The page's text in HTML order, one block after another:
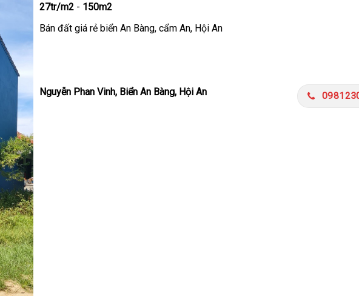
27tr/m2 - 150m2
Bán đất giá rẻ biển An Bàng, cẩm An, Hội An
Nguyễn Phan Vinh, Biển An Bàng, Hội An